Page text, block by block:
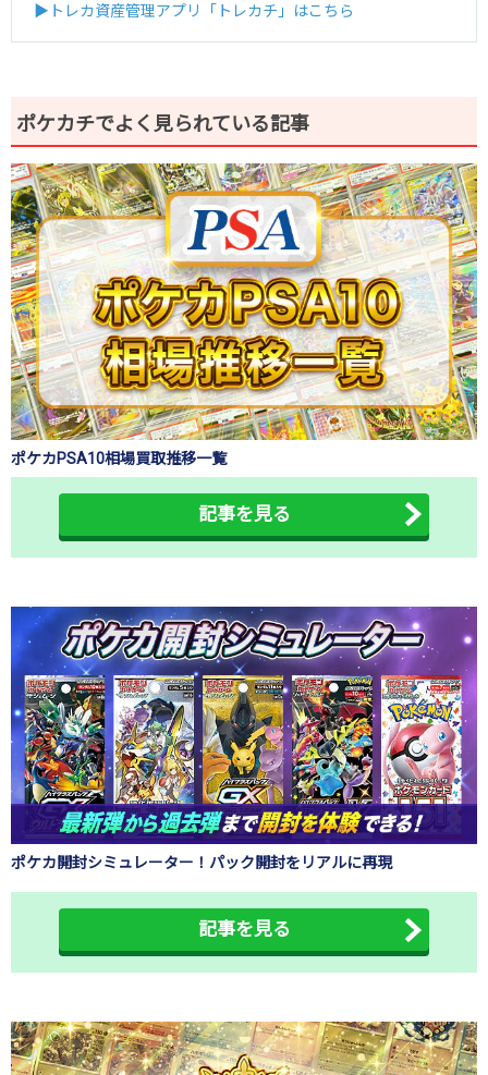
▶トレカ資産管理アプリ「トレカチ」はこちら
ポケカチでよく見られている記事
ポケカPSA10相場買取推移一覧
記事を見る
ポケカ開封シミュレーター！パック開封をリアルに再現
記事を見る